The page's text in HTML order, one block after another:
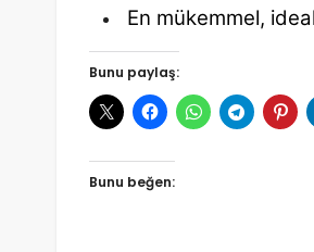
En mükemmel,
Bunu paylaş:
Bunu beğen: